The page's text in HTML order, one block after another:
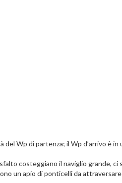
Wp di partenza; il Wp d’arrivo è in
costeggiano il naviglio grande,
un apio di ponticelli da